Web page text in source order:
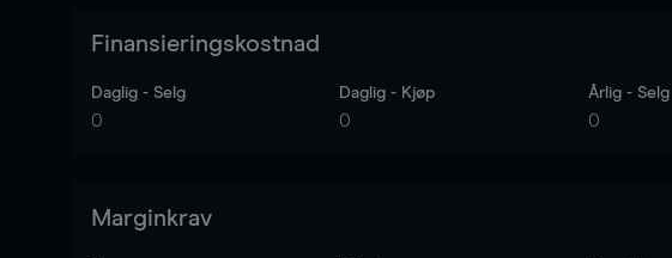
Finansieringskostnad
Daglig - Selg
0
Daglig - Kjøp
0
Årlig - Selg
0
Marginkrav